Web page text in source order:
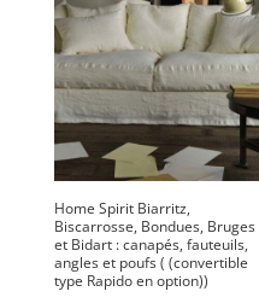
Home Spirit Biarritz,
Biscarrosse, Bondues, Bruges
et Bidart : canapés, fauteuils,
angles et poufs ( (convertible
type Rapido en option))